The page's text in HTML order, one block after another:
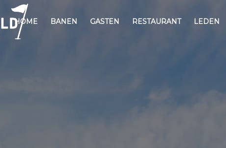
HOME BANEN GASTEN RESTAURANT LEDEN